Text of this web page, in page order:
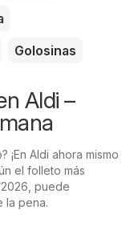
Golosinas
Aldi –
¡En Aldi ahora mismo
el folleto más
puede
la pena.